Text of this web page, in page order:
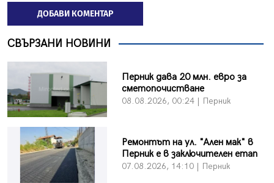
ДОБАВИ КОМЕНТАР
СВЪРЗАНИ НОВИНИ
Перник дава 20 млн. евро за
сметопочистване
08.08.2026, 00:24 | Перник
Ремонтът на ул. "Ален мак" в
Перник е в заключителен етап
07.08.2026, 14:10 | Перник